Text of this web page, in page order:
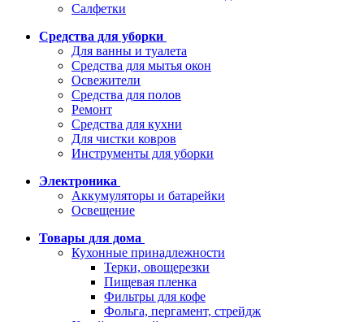
Салфетки
Средства для уборки
Для ванны и туалета
Средства для мытья окон
Освежители
Средства для полов
Ремонт
Средства для кухни
Для чистки ковров
Инструменты для уборки
Электроника
Аккумуляторы и батарейки
Освещение
Товары для дома
Кухонные принадлежности
Терки, овощерезки
Пищевая пленка
Фильтры для кофе
Фольга, пергамент, стрейдж